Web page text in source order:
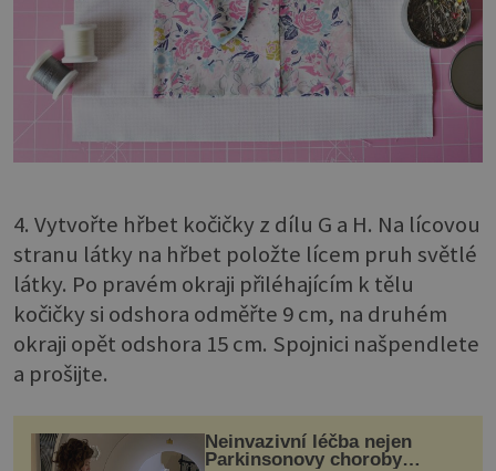
4. Vytvořte hřbet kočičky z dílu G a H. Na lícovou
stranu látky na hřbet položte lícem pruh světlé
látky. Po pravém okraji přiléhajícím k tělu
kočičky si odshora odměřte 9 cm, na druhém
okraji opět odshora 15 cm. Spojnici našpendlete
a prošijte.
Neinvazivní léčba nejen
Parkinsonovy choroby